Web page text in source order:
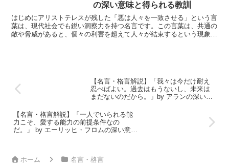
の深い意味と得られる教訓
はじめにアリストテレスが残した「悪は人々を一致させる」という言
葉は、現代社会でも鋭い洞察力を持つ名言です。この言葉は、共通の
敵や脅威があると、個々の利害を超えて人々が結束するという現象を
【名言・格言解説】「我々は今だけ耐え
忍べばよい。過去はもうないし、未来は
まだないのだから。」by アランの深い意
【名言・格言解説】「一人でいられる能
力こそ、愛する能力の前提条件なの
だ。」 by エーリッヒ・フロムの深い意味
ホーム 名言・格言